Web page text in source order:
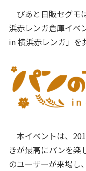
ぴあと日販セグモ
浜赤レンガ倉庫イベ
in 横浜赤レンガ」を
本イベントは、
きが最高にパンを楽
のユーザーが来場し